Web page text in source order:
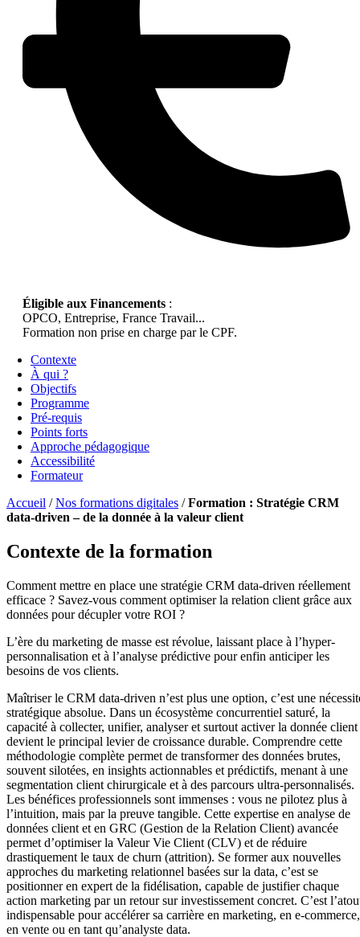
Éligible aux Financements :
OPCO, Entreprise, France Travail...
Formation non prise en charge par le CPF.
Contexte
À qui ?
Objectifs
Programme
Pré-requis
Points forts
Approche pédagogique
Accessibilité
Formateur
Accueil /Nos formations digitales /Formation : Stratégie CRM
data-driven – de la donnée à la valeur client
Contexte de la formation
Comment mettre en place une stratégie CRM data-driven réellement
efficace ? Savez-vous comment optimiser la relation client grâce aux
données pour décupler votre ROI ?
L’ère du marketing de masse est révolue, laissant place à l’hyper-
personnalisation et à l’analyse prédictive pour enfin anticiper les
besoins de vos clients.
Maîtriser le CRM data-driven n’est plus une option, c’est une
stratégique absolue. Dans un écosystème concurrentiel saturé, la
capacité à collecter, unifier, analyser et surtout activer la donnée client
devient le principal levier de croissance durable. Comprendre cette
méthodologie complète permet de transformer des données brutes,
souvent silotées, en insights actionnables et prédictifs, menant à une
segmentation client chirurgicale et à des parcours ultra-personnalisés.
Les bénéfices professionnels sont immenses : vous ne pilotez plus à
l’intuition, mais par la preuve tangible. Cette expertise en analyse de
données client et en GRC (Gestion de la Relation Client) avancée
permet d’optimiser la Valeur Vie Client (CLV) et de réduire
drastiquement le taux de churn (attrition). Se former aux nouvelles
approches du marketing relationnel basées sur la data, c’est se
positionner en expert de la fidélisation, capable de justifier chaque
action marketing par un retour sur investissement concret. C’est
indispensable pour accélérer sa carrière en marketing, en e-commerce,
en vente ou en tant qu’analyste data.